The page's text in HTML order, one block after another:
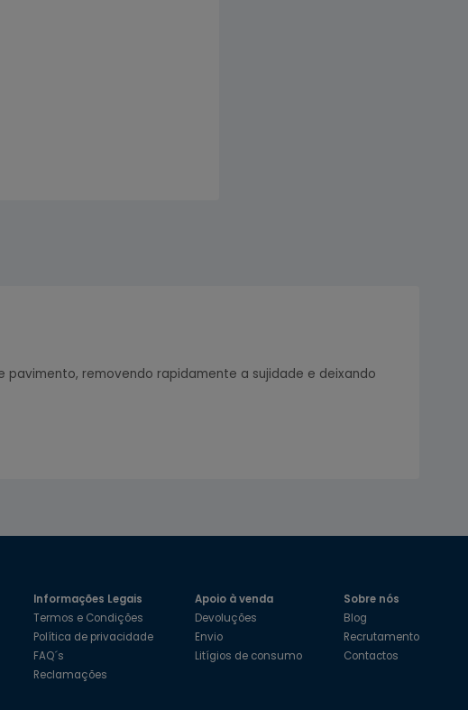
pavimento, removendo rapidamente a sujidade e deixando
Informações Legais
Termos e Condições
Política de privacidade
FAQ´s
Reclamações
Apoio à venda
Devoluções
Envio
Litígios de consumo
Sobre nós
Blog
Recrutamento
Contactos